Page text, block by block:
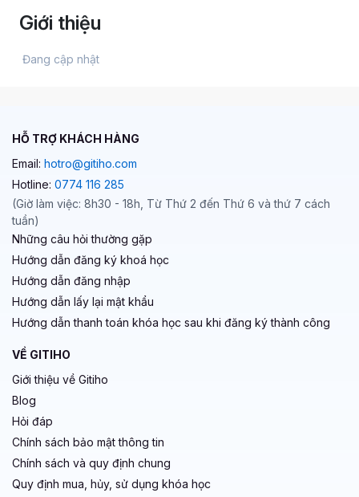
Giới thiệu
Đang cập nhật
HỖ TRỢ KHÁCH HÀNG
Email: hotro@gitiho.com
Hotline: 0774 116 285
(Giờ làm việc: 8h30 - 18h, Từ Thứ 2 đến Thứ 6 và thứ 7 cách
tuần)
Những câu hỏi thường gặp
Hướng dẫn đăng ký khoá học
Hướng dẫn đăng nhập
Hướng dẫn lấy lại mật khẩu
Hướng dẫn thanh toán khóa học sau khi đăng ký thành công
VỀ GITIHO
Giới thiệu về Gitiho
Blog
Hỏi đáp
Chính sách bảo mật thông tin
Chính sách và quy định chung
Quy định mua, hủy, sử dụng khóa học